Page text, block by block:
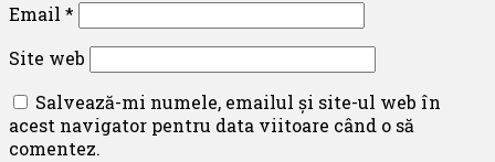
Email *
Site web
Salvează-mi numele, emailul și site-ul web în
acest navigator pentru data viitoare când o să
comentez.